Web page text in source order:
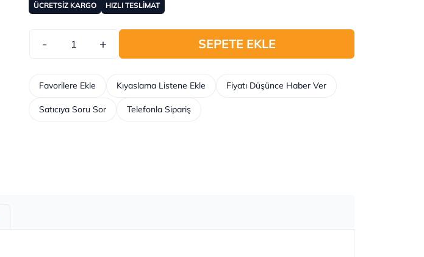
ÜCRETSİZ KARGO HIZLI TESLİMAT
- + SEPETE EKLE
Telefonla Sipariş
Kıyaslama Listene Ekle
Favorilere Ekle Fiyatı Düşünce Haber Ver
Satıcıya Soru Sor